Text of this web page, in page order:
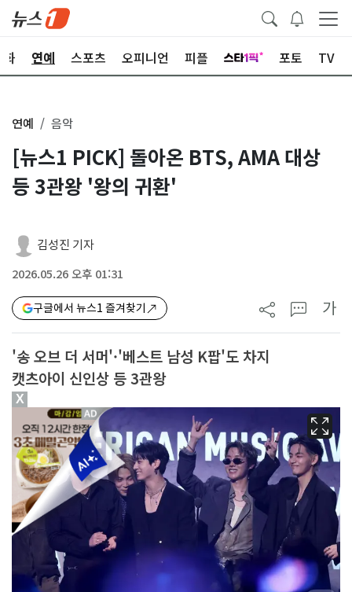
화 연예 스포츠 오피니언 피플 포토 TV
연예 음악
[뉴스1 PICK] 돌아온 BTS, AMA 대상
등 3관왕 '왕의 귀환'
김성진 기자
2026.05.26 오후 01:31
구글에서 뉴스1 즐겨찾기 가
'송 오브 더 서머'·'베스트 남성 K팝'도 차지
캣츠아이 신인상 등 3관왕
X